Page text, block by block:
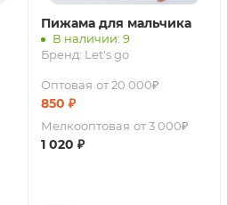
Пижама для мальчика
В наличии: 9
Бренд: Let's go
Оптовая от 20 000₽
850 ₽
Мелкооптовая от 3 000₽
1 020 ₽